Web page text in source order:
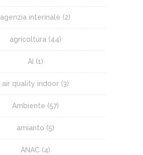
agenzia interinale (2)
agricoltura(44)
AI (1)
air quality indoor(3)
Ambiente (57)
amianto (5)
ANAC (4)